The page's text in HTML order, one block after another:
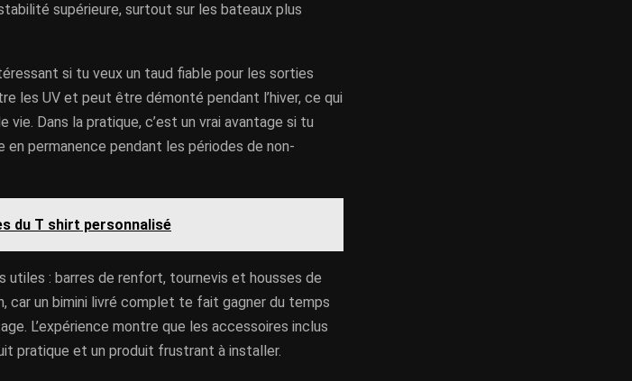
supérieure, surtout sur les bateaux plus
si tu veux un taud fiable pour les sorties
les UV et peut être démonté pendant l’hiver, ce qui
Dans la pratique, c’est un vrai avantage si tu
permanence pendant les périodes de non-
du T shirt personnalisé
: barres de renfort, tournevis et housses de
car un bimini livré complet te fait gagner du temps
L’expérience montre que les accessoires inclus
pratique et un produit frustrant à installer.